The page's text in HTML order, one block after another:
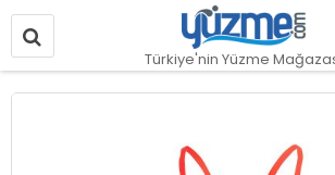
Türkiye'nin Yüzme
Resim